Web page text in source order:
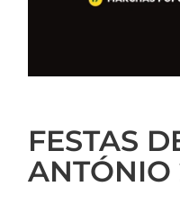
FESTAS
ANTÓNIO